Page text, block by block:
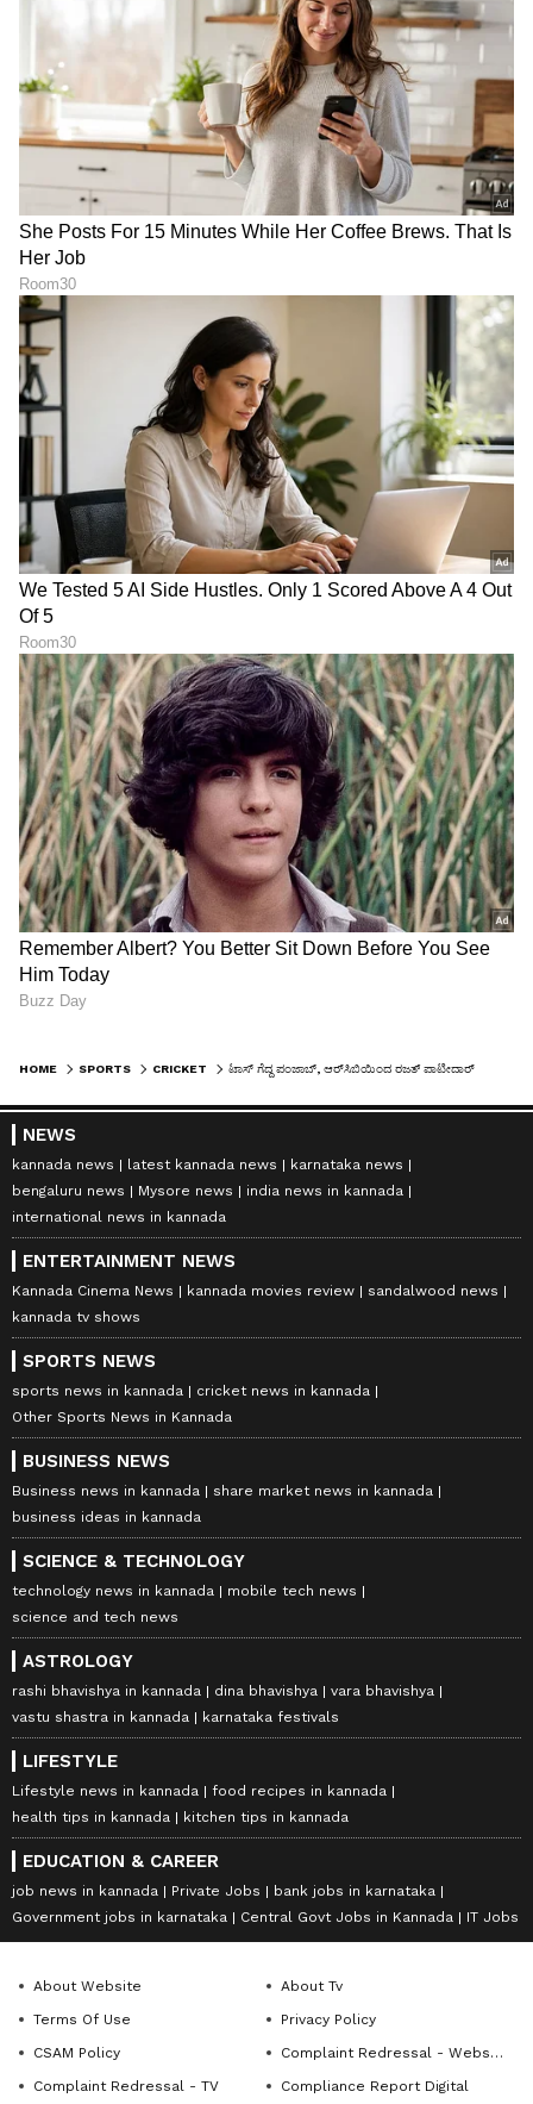
HOME SPORTS CRICKET
NEWS
kannada news latest kannada news
karnataka news
bengaluru news
Mysore news
india news in kannada
international news in kannada
ENTERTAINMENT NEWS
Kannada Cinema News kannada movies review
sandalwood news
kannada tv shows
SPORTS NEWS
sports news in kannada
cricket news in kannada
Other Sports News in Kannada
BUSINESS NEWS
Business news in kannada
share market news in kannada
business ideas in kannada
SCIENCE & TECHNOLOGY
technology news in kannada
mobile tech news
science and tech news
ASTROLOGY
rashi bhavishya in kannada dina bhavishya
vara bhavishya
vastu shastra in kannada
karnataka festivals
LIFESTYLE
Lifestyle news in kannada
food recipes in kannada
health tips in kannada
kitchen tips in kannada
EDUCATION & CAREER
job news in kannada Private Jobs
bank jobs in karnataka
Government jobs in karnataka
Central Govt Jobs in Kannada IT Jobs
About Website
About Tv
Terms Of Use
Privacy Policy
CSAM Policy
Complaint Redressal - Website
Complaint Redressal - TV
Compliance Report Digital